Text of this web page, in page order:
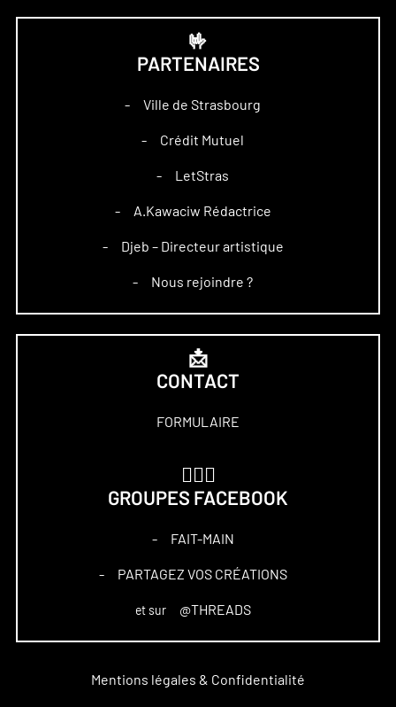
🤟
PARTENAIRES
– Ville de Strasbourg
– Crédit Mutuel
– LetStras
– A.Kawaciw Rédactrice
– Djeb – Directeur artistique
– Nous rejoindre ?
📩
CONTACT
FORMULAIRE
🏋🏻‍♀️
GROUPES FACEBOOK
– FAIT-MAIN
– PARTAGEZ VOS CRÉATIONS
et sur @THREADS
Mentions légales & Confidentialité